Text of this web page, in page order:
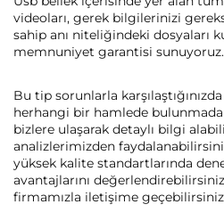
videoları, gerek bilgilerinizi
sahip anı niteliğindeki dosyaları
memnuniyet garantisi sunuyoruz.
Bu tip sorunlarla
herhangi bir hamlede
bizlere ulaşarak detaylı bilgi
analizlerimizden
yüksek kalite standartlarında
avantajlarını
firmamızla iletişime